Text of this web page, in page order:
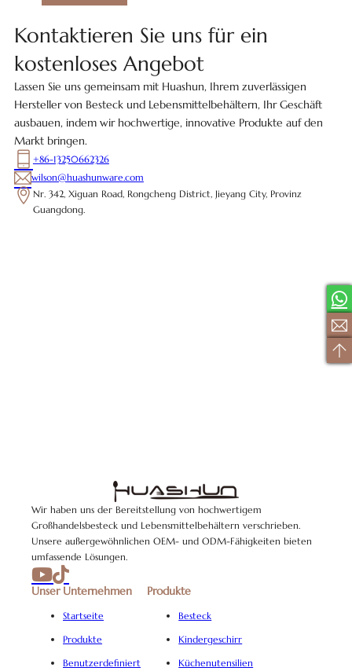
Kontaktieren Sie uns für ein
kostenloses Angebot
Lassen Sie uns gemeinsam mit Huashun, Ihrem zuverlässigen
Hersteller von Besteck und Lebensmittelbehältern, Ihr Geschäft
ausbauen, indem wir hochwertige, innovative Produkte auf den
Markt bringen.
+86-13250662326
wilson@huashunware.com
Nr. 342, Xiguan Road, Rongcheng District, Jieyang City, Provinz
Guangdong.
Wir haben uns der Bereitstellung von hochwertigem
Großhandelsbesteck und Lebensmittelbehältern verschrieben.
Unsere außergewöhnlichen OEM- und ODM-Fähigkeiten bieten
umfassende Lösungen.
Unser Unternehmen
Startseite
Produkte
Benutzerdefiniert
Produkte
Besteck
Kindergeschirr
Küchenutensilien